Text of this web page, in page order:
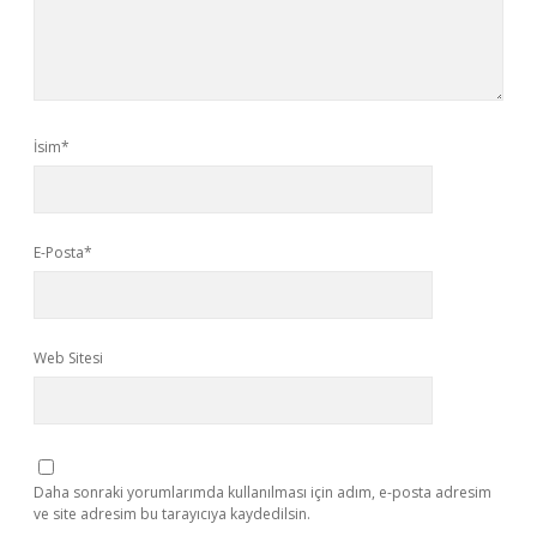
İsim*
E-Posta*
Web Sitesi
Daha sonraki yorumlarımda kullanılması için adım, e-posta adresim
ve site adresim bu tarayıcıya kaydedilsin.